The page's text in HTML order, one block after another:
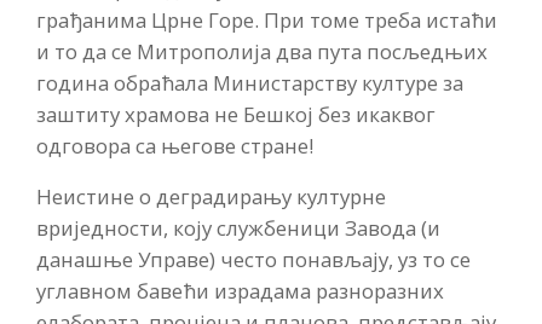
грађанима Црне Горе. При томе треба истаћи
и то да се Митрополија два пута посљедњих
година обраћала Министарству културе за
заштиту храмова не Бешкој без икаквог
одговора са његове стране!
Неистине о деградирању културне
вриједности, коју службеници Завода (и
данашње Управе) често понављају, уз то се
углавном бавећи израдама разноразних